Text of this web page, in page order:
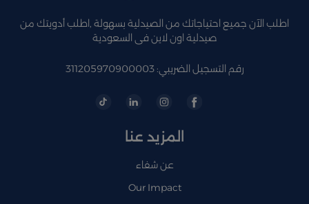
اطلب الآن جميع احتياجاتك من الصيدلية بسهولة ,اطلب أدويتك من
صيدلية اون لاين فى السعودية
رقم التسجيل الضريبي: 311205970900003
المزيد عنا
عن شفاء
Our Impact